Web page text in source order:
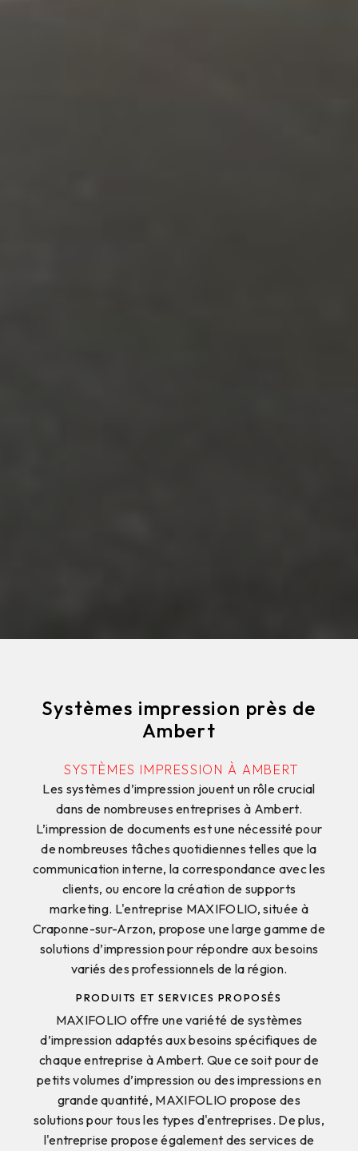
Systèmes impression près de
Ambert
SYSTÈMES IMPRESSION À AMBERT
Les systèmes d’impression jouent un rôle crucial
dans de nombreuses entreprises à Ambert.
L’impression de documents est une nécessité pour
de nombreuses tâches quotidiennes telles que la
communication interne, la correspondance avec les
clients, ou encore la création de supports
marketing. L'entreprise MAXIFOLIO, située à
Craponne-sur-Arzon, propose une large gamme de
solutions d’impression pour répondre aux besoins
variés des professionnels de la région.
PRODUITS ET SERVICES PROPOSÉS
MAXIFOLIO offre une variété de systèmes
d’impression adaptés aux besoins spécifiques de
chaque entreprise à Ambert. Que ce soit pour de
petits volumes d’impression ou des impressions en
grande quantité, MAXIFOLIO propose des
solutions pour tous les types d'entreprises. De plus,
l'entreprise propose également des services de